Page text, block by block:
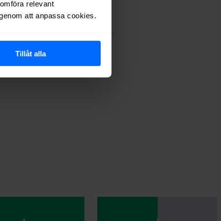
relevant
att anpassa cookies.
Tillåt alla